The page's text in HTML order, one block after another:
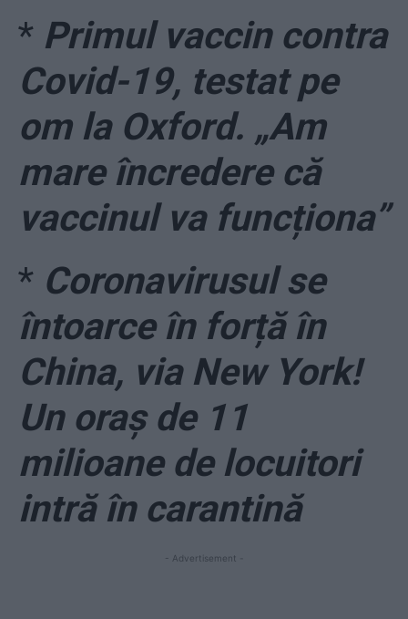
* Primul vaccin contra
Covid-19, testat pe
om la Oxford. „Am
mare încredere că
vaccinul va funcționa”
* Coronavirusul se
întoarce în forță în
China, via New York!
Un oraș de 11
milioane de locuitori
intră în carantină
- Advertisement -